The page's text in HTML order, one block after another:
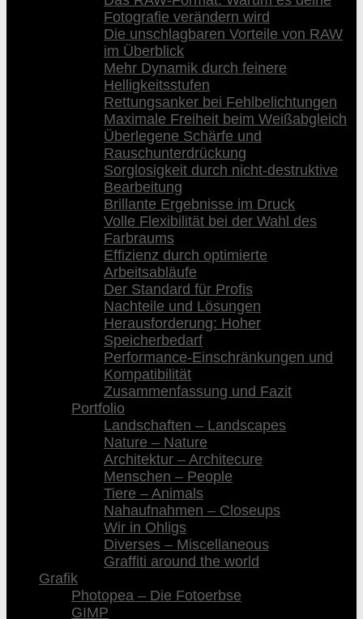
Fotografie verändern wird
Die unschlagbaren Vorteile von RAW
im Überblick
Mehr Dynamik durch feinere
Helligkeitsstufen
Rettungsanker bei Fehlbelichtungen
Maximale Freiheit beim Weißabgleich
Überlegene Schärfe und
Rauschunterdrückung
Sorglosigkeit durch nicht-destruktive
Bearbeitung
Brillante Ergebnisse im Druck
Volle Flexibilität bei der Wahl des
Farbraums
Effizienz durch optimierte
Arbeitsabläufe
Der Standard für Profis
Nachteile und Lösungen
Herausforderung: Hoher
Speicherbedarf
Performance-Einschränkungen und
Kompatibilität
Zusammenfassung und Fazit
Portfolio
Landschaften – Landscapes
Nature – Nature
Architektur – Architecure
Menschen – People
Tiere – Animals
Nahaufnahmen – Closeups
Wir in Ohligs
Diverses – Miscellaneous
Graffiti around the world
Grafik
Photopea – Die Fotoerbse
GIMP